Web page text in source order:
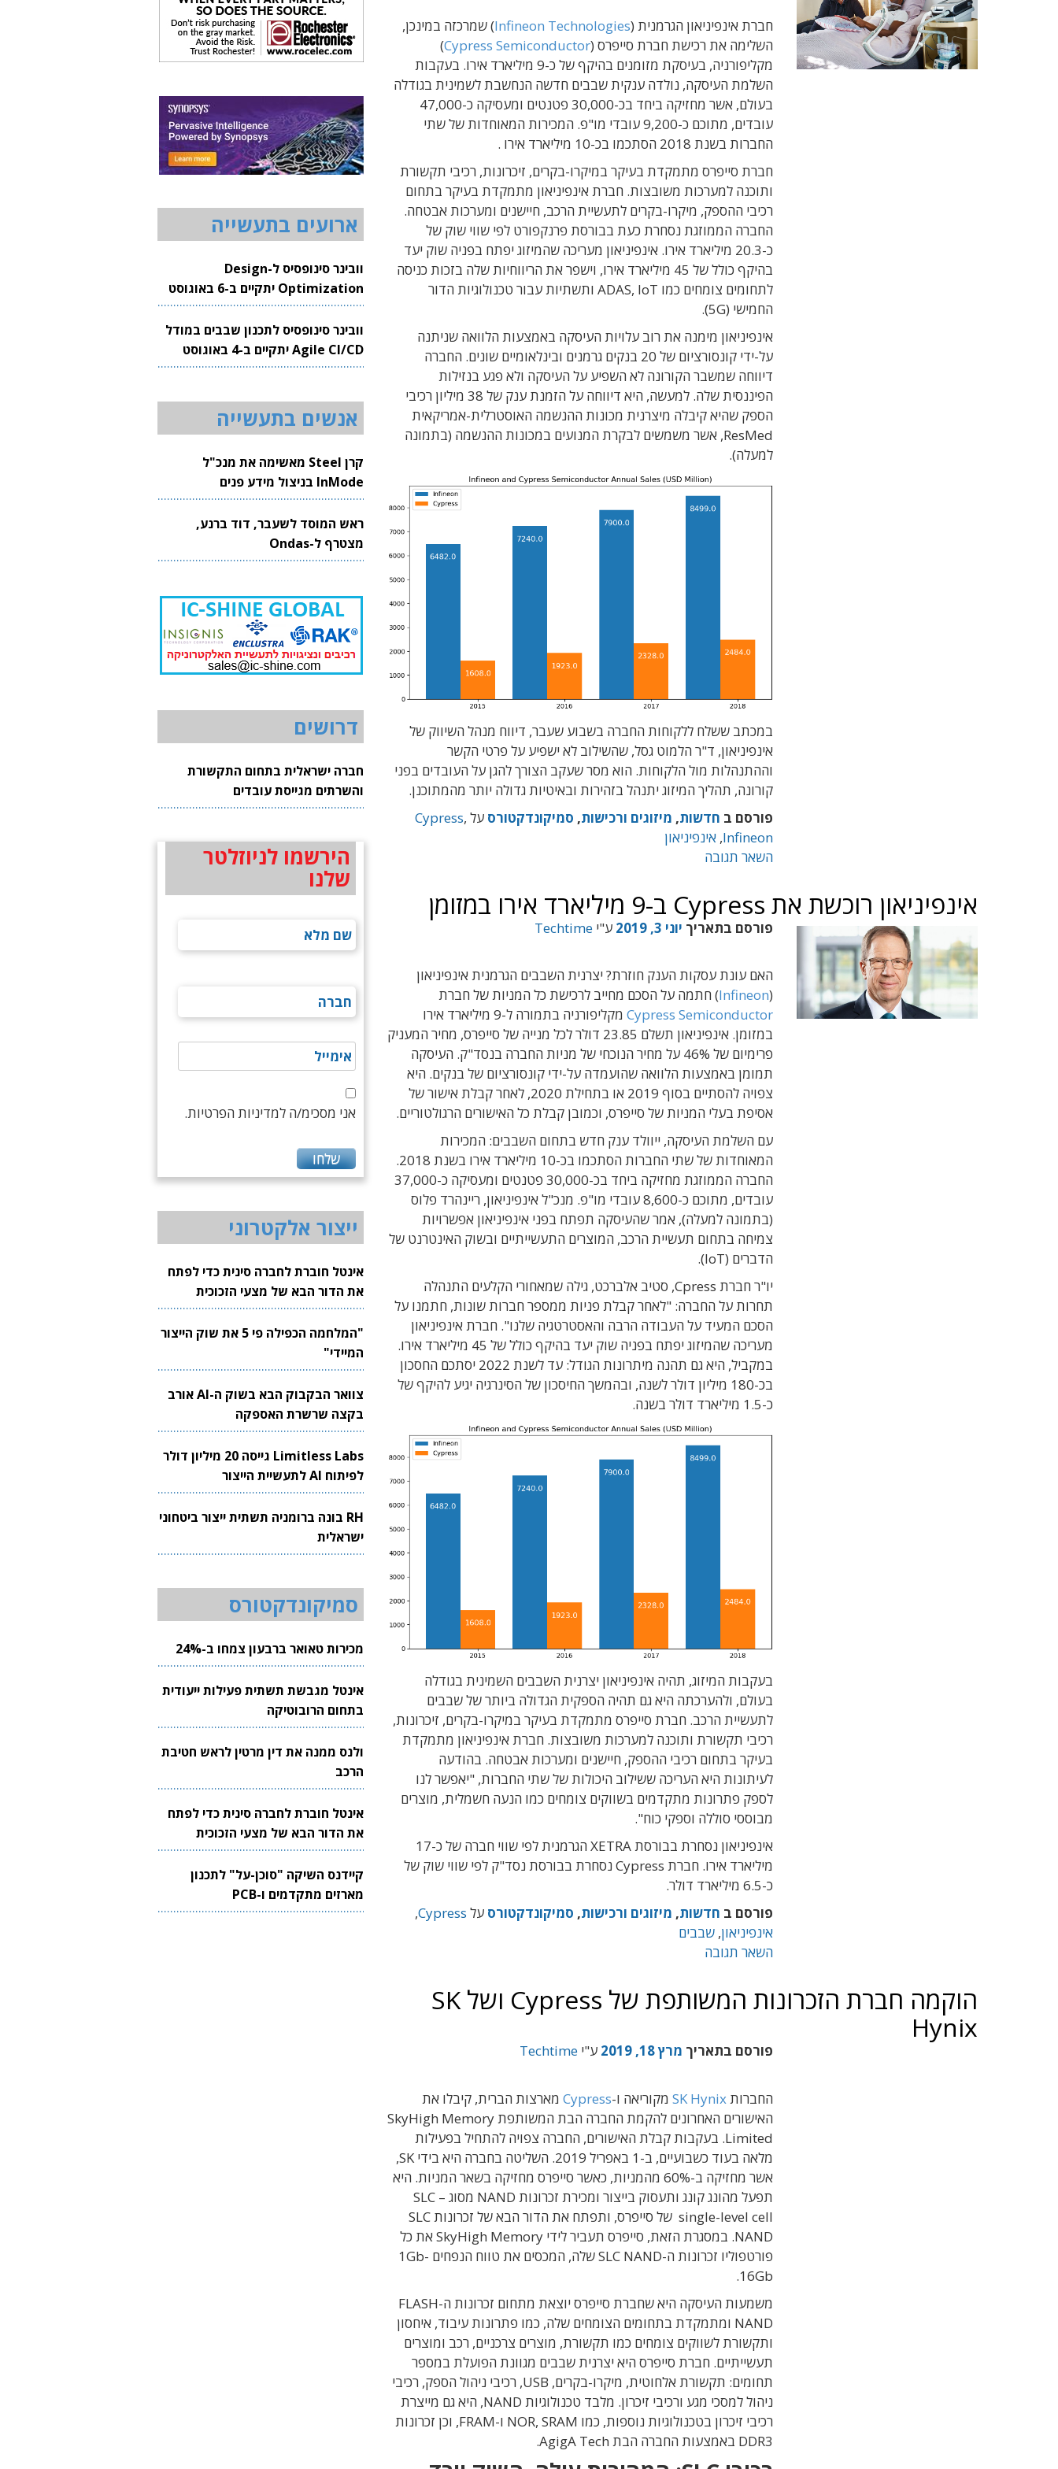
חברת אינפיניאון הגרמנית (Infineon Technologies) שמרכזה במינכן,
השלימה את רכישת חברת סייפרס (Cypress Semiconductor
)
מקליפורניה, בעיסקת מזומנים בהיקף של כ-9 מיליארד אירו. בעקבות
השלמת העיסקה, נולדה ענקית שבבים חדשה הנחשבת לשמינית בגודלה
בעולם, אשר מחזיקה ביחד בכ-30,000 פטנטים ומעסיקה כ-47,000
עובדים, מתוכם כ-9,200 עובדי מו"פ. המכירות המאוחדות של שתי
החברות בשנת 2018 הסתכמו בכ-10 מיליארד אירו .
חברת סייפרס מתמקדת בעיקר במיקרו-בקרים, זיכרונות, רכיבי תקשורת
ותוכנה למערכות משובצות. חברת אינפיניאון מתמקדת בעיקר בתחום
רכיבי ההספק, מיקרו-בקרים לתעשיית הרכב, חיישנים ומערכות אבטחה.
החברה הממוזגת נסחרת כעת בבורסת פרנקפורט לפי שווי שוק של
כ-20.3 מיליארד אירו. אינפיניאון מעריכה שהמיזוג יפתח בפניה שוק יעד
בהיקף כולל של 45 מיליארד אירו, וישפר את הריווחיות שלה בזכות כניסה
לתחומים צומחים כמו ADAS, IoT ותשתיות עבור טכנולוגיות הדור
החמישי (5G).
אינפיניאון מימנה את רוב עלויות העיסקה באמצעות הלוואה שניתנה
על-ידי קונסורציום של 20 בנקים גרמנים ובינלאומיים שונים. החברה
דיווחה שמשבר הקורונה לא השפיע על העיסקה ולא פגע בנזילות
הפיננסית שלה. למעשה, היא דיווחה על הזמנת ענק של 38 מיליון רכיבי
הספק שהיא קיבלה מיצרנית מכונות ההנשמה האוסטרלית-אמריקאית
ResMed, אשר משמשים לבקרת המנועים במכונות ההנשמה (בתמונה
למעלה).
במכתב ששלח ללקוחות החברה בשבוע שעבר, דיווח מנהל השיווק של
אינפיניאון, ד"ר הלמוט גסל, שהשילוב לא ישפיע על פרטי הקשר
וההתנהלות מול הלקוחות. הוא מסר שעקב הצורך להגן על העובדים בפני
קורונה, תהליך המיזוג יתנהל בזהירות ובאיטיות גדולה יותר מהמתוכנן.
פורסם ב חדשות, מיזוגים ורכישות, סמיקונדקטורס על Cypress,
Infineon
, אינפיניאון
השאר תגובה
אינפיניאון רוכשת את Cypress ב-9 מיליארד אירו במזומן
פורסם בתאריך יוני 3, 2019 ע"י Techtime
האם עונת עסקות הענק חוזרת? יצרנית השבבים הגרמנית אינפיניאון
(
Infineon) חתמה על הסכם מחייב לרכישת כל המניות של חברת
Cypress Semiconductor
מקליפורניה בתמורה ל-9 מיליארד אירו
במזומן. אינפיניאון תשלם 23.85 דולר לכל מנייה של סייפרס, מחיר המעניק
פרימיום של 46% על מחיר הנוכחי של מניות החברה בנסד"ק. העיסקה
תמומן באמצעות הלוואה שהועמדה על-ידי קונסורציום של בנקים. היא
צפויה להסתיים בסוף 2019 או בתחילת 2020, לאחר קבלת אישור של
אסיפת בעלי המניות של סייפרס, וכמובן קבלת כל האישורים הרגולטוריים.
עם השלמת העיסקה, ייוולד ענק חדש בתחום השבבים: המכירות
המאוחדות של שתי החברות הסתכמו בכ-10 מיליארד אירו בשנת 2018.
החברה הממוזגת מחזיקה ביחד בכ-30,000 פטנטים ומעסיקה כ-37,000
עובדים, מתוכם כ-8,600 עובדי מו"פ. מנכ"ל אינפיניאון, ריינהרד פלוס
(בתמונה למעלה), אמר שהעיסקה תפתח בפני אינפיניאון אפשרויות
צמיחה בתחום תעשיית הרכב, המוצרים התעשייתיים ובשוק האינטרנט של
הדברים (IoT).
יו"ר חברת Cpress, סטיב אלברכט, גילה שמאחורי הקלעים התנהלה
תחרות על החברה: "לאחר קבלת פניות ממספר חברות שונות, חתמנו על
הסכם המעיד על העבודה הרבה והאסטרטגיה שלנו". חברת אינפיניאון
מעריכה שהמיזוג יפתח בפניה שוק יעד בהיקף כולל של 45 מיליארד אירו.
במקביל, היא גם תהנה מיתרונות הגודל: עד לשנת 2022 יסתכם החסכון
בכ-180 מיליון דולר לשנה, ובהמשך החיסכון של הסינרגיה יגיע להיקף של
כ-1.5 מיליארד דולר בשנה.
בעקבות המיזוג, תהיה אינפיניאון יצרנית השבבים השמינית בגודלה
בעולם, ולהערכתה היא גם תהיה הספקית הגדולה ביותר של שבבים
לתעשיית הרכב. חברת סייפרס מתמקדת בעיקר במיקרו-בקרים, זיכרונות,
רכיבי תקשורת ותוכנה למערכות משובצות. חברת אינפיניאון מתמקדת
בעיקר בתחום רכיבי ההספק, חיישנים ומערכות אבטחה. בהודעה
לעיתונות היא העריכה ששילוב היכולות של שתי החברות, "יאפשר לנו
לספק פתרונות מתקדמים בשווקים צומחים כמו הנעה חשמלית, מוצרים
מבוססי סוללה וספקי כוח".
אינפיניאון נסחרת בבורסת XETRA הגרמנית לפי שווי חברה של כ-17
מיליארד אירו. חברת Cypress נסחרת בבורסת נסד"ק לפי שווי שוק של
כ-6.5 מיליארד דולר.
פורסם ב חדשות, מיזוגים ורכישות, סמיקונדקטורס על Cypress
,
אינפיניאון, שבבים
השאר תגובה
הוקמה חברת הזכרונות המשותפת של Cypress ושל SK
Hynix
פורסם בתאריך מרץ 18, 2019 ע"י Techtime
החברותSK Hynixמקוריאה ו-Cypressמארצות הברית, קיבלו את
האישורים האחרונים להקמת החברה הבת המשותפת SkyHigh Memory
Limited. בעקבות קבלת האישורים, החברה צפויה להתחיל בפעילות
מלאה בעוד כשבועיים, ב-1 באפריל 2019. השליטה בחברה היא בידי SK,
אשר מחזיקה ב-60% מהמניות, כאשר סייפרס מחזיקה בשאר המניות. היא
תפעל מהונג קונג ותעסוק בייצור ומכירת זכרונות NAND מסוג SLC –
single-level cell של סייפרס, ותפתח את הדור הבא של זכרונות SLC
NAND. במסגרת הזאת, סייפרס תעביר לידי SkyHigh Memory את כל
פורטפוליו זכרונות ה-SLC NAND שלה, המכסים את טווח הנפחים 1Gb-
16Gb.
משמעות העיסקה היא שחברת סייפרס יוצאת מתחום זכרונות ה-FLASH
NAND ומתמקדת בתחומים הצומחים שלה, כמו פתרונות עיבוד, איחסון
ותקשורת לשווקים צומחים כמו תקשורת, מוצרים צרכניים, רכב ומוצרים
תעשייתיים. חברת סייפרס היא יצרנית שבבים מגוונת הפועלת במספר
תחומים: תקשורת אלחוטית, מיקרו-בקרים, USB, רכיבי ניהול הספק, רכיבי
ניהול למסכי מגע ורכיבי זיכרון. מלבד טכנולוגיות NAND, היא גם מייצרת
רכיבי זיכרון בטכנולוגיות נוספות, כמו NOR, SRAM ו-FRAM, וכן זכרונות
DDR3 באמצעות החברה הבת AgigA Tech.
ארועים בתעשייה
וובינר סינופסיס ל-Design
Optimization יתקיים ב-6 באוגוסט
2026
וובינר סינופסיס לתכנון שבבים במודל
Agile CI/CD יתקיים ב-4 באוגוסט
2026
אנשים בתעשייה
קרן Steel מאשימה את מנכ"ל
InMode בניצול מידע פנים
ראש המוסד לשעבר, דוד ברנע,
מצטרף ל-Ondas
דרושים
חברה ישראלית בתחום התקשורת
והשרתים מגייסת עובדים
הירשמו לניוזלטר
שלנו
אני מסכימ/ה למדיניות הפרטיות.
ייצור אלקטרוני
אינטל חוברת לחברה סינית כדי לפתח
את הדור הבא של מצעי הזכוכית
לשבבים
"המלחמה הכפילה פי 5 את שוק הייצור
המיידי"
צוואר הבקבוק הבא בשוק ה-AI אורב
בקצה שרשרת האספקה
Limitless Labs גייסה 20 מיליון דולר
לפיתוח AI לתעשיית הייצור
RH בונה ברומניה תשתית ייצור ביטחוני
ישראלית
סמיקונדקטורס
מכירות טאואר ברבעון צמחו ב-24%
אינטל מגבשת תשתית פעילות ייעודית
בתחום הרובוטיקה
ולנס ממנה את דין מרטין לראש חטיבת
הרכב
אינטל חוברת לחברה סינית כדי לפתח
את הדור הבא של מצעי הזכוכית
לשבבים
קיידנס השיקה "סוכן-על" לתכנון
מארזים מתקדמים ו-PCB